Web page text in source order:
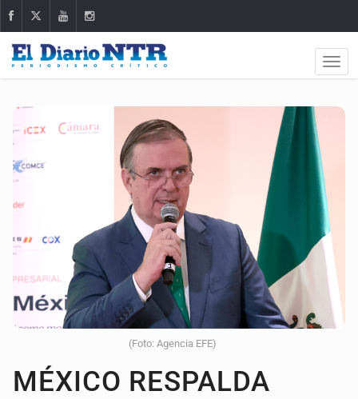
(Foto: Agencia EFE)
MÉXICO RESPALDA